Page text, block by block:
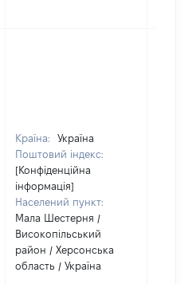
Країна:
Україна
Поштовий індекс:
[Конфіденційна
інформація]
Населений пункт:
Мала Шестерня /
Високопільський
район / Херсонська
область / Україна